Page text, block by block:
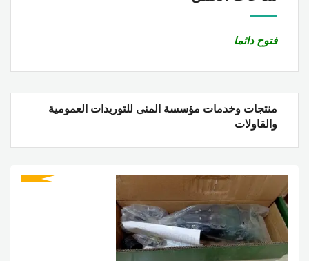
فتوح دائما
منتجات وخدمات مؤسسة المنى للتوريدات العمومية
والقاولات